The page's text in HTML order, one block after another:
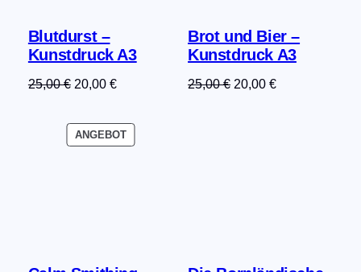
Blutdurst –
Kunstdruck A3
25,00€ Ursprünglicher
war:
25,00 €
20,00 €Aktueller
ist:
20,00 €.
Brot und Bier –
Kunstdruck A3
25,00€ Ursprünglicher
20,00€Aktueller
ANGEBOTPRODUKT
IM